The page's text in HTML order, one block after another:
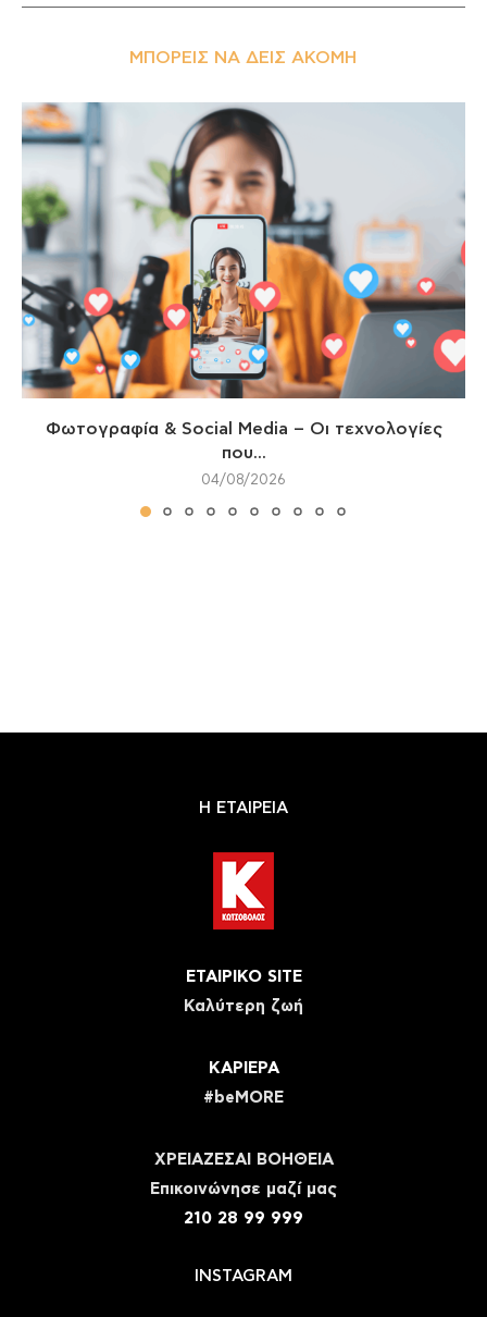
ΜΠΟΡΕΊΣ ΝΑ ΔΕΙΣ ΑΚΌΜΗ
Φωτογραφία & Social Media – Οι τεχνολογίες
που...
04/08/2026
Η ΕΤΑΙΡΕΙΑ
ΕΤΑΙΡΙΚΟ SITE
Καλύτερη ζωή
ΚΑΡΙΕΡΑ
#beMORE
ΧΡΕΙΑΖΕΣΑΙ ΒΟΗΘΕΙΑ
Eπικοινώνησε μαζί μας
210 28 99 999
INSTAGRAM